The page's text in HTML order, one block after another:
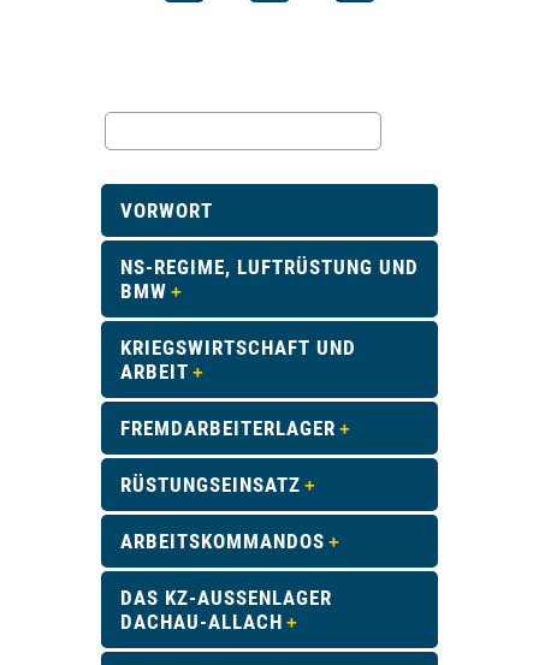
VORWORT
NS-REGIME, LUFTRÜSTUNG UND
BMW
KRIEGSWIRTSCHAFT UND
ARBEIT
FREMDARBEITERLAGER
RÜSTUNGSEINSATZ
ARBEITSKOMMANDOS
DAS KZ-AUSSENLAGER D
ACHAU-ALLACH